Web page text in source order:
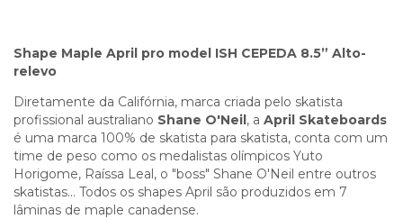
Shape Maple April pro model ISH CEPEDA 8.5” Alto-
relevo
Diretamente da Califórnia, marca criada pelo skatista
profissional australiano Shane O'Neil, a April Skateboards
é uma marca 100% de skatista para skatista, conta com um
time de peso como os medalistas olímpicos Yuto
Horigome, Raíssa Leal, o "boss" Shane O'Neil entre outros
skatistas... Todos os shapes April são produzidos em 7
lâminas de maple canadense.